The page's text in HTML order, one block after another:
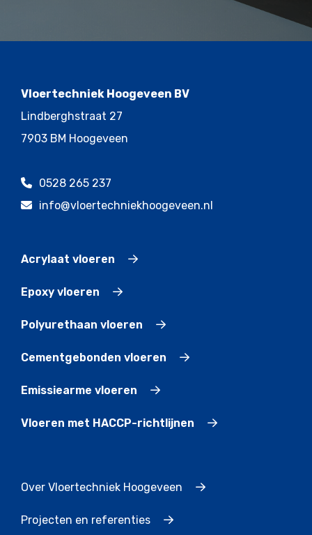
Vloertechniek Hoogeveen BV
Lindberghstraat 27
7903 BM Hoogeveen
0528 265 237
info@vloertechniekhoogeveen.nl
Acrylaat vloeren
Epoxy vloeren
Polyurethaan vloeren
Cementgebonden vloeren
Emissiearme vloeren
Vloeren met HACCP-richtlijnen
Over Vloertechniek Hoogeveen
Projecten en referenties